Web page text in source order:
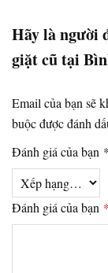
Hãy là người
giặt cũ tại
Email của bạn sẽ
buộc được đánh
Đánh giá của bạn *
Đánh giá của bạn *